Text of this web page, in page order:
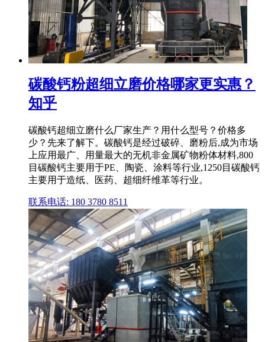
碳酸钙粉超细立磨价格哪家更实惠？
知乎
碳酸钙超细立磨什么厂家生产？用什么型号？价格多
少？先来了解下。碳酸钙是经过破碎、磨粉后,成为市场
上应用最广、用量最大的无机非金属矿物粉体材料,800
目碳酸钙主要用于PE、陶瓷、涂料等行业,1250目碳酸钙
主要用于造纸、医药、超细纤维革等行业。
联系电话: 180 3780 8511